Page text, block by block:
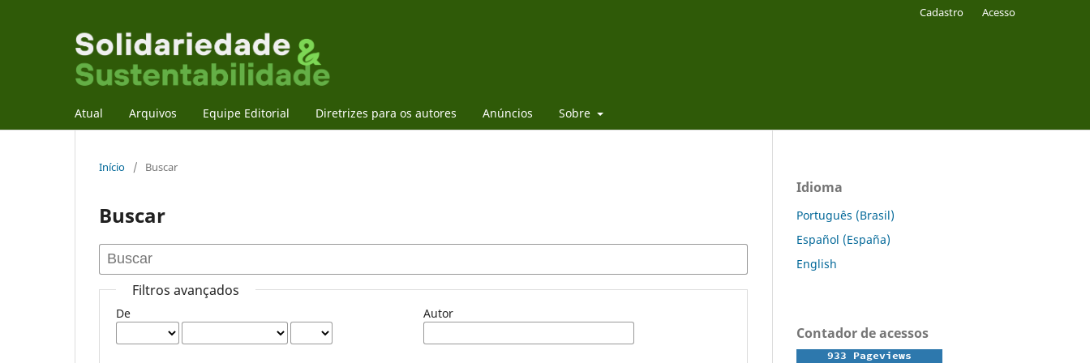
Atual Arquivos Equipe Editorial Diretrizes para os autores Anúncios Sobre
Cadastro Acesso
Início / Buscar
Buscar
Filtros avançados
De Autor
Idioma
Português (Brasil)
Español (España)
English
Contador de acessos